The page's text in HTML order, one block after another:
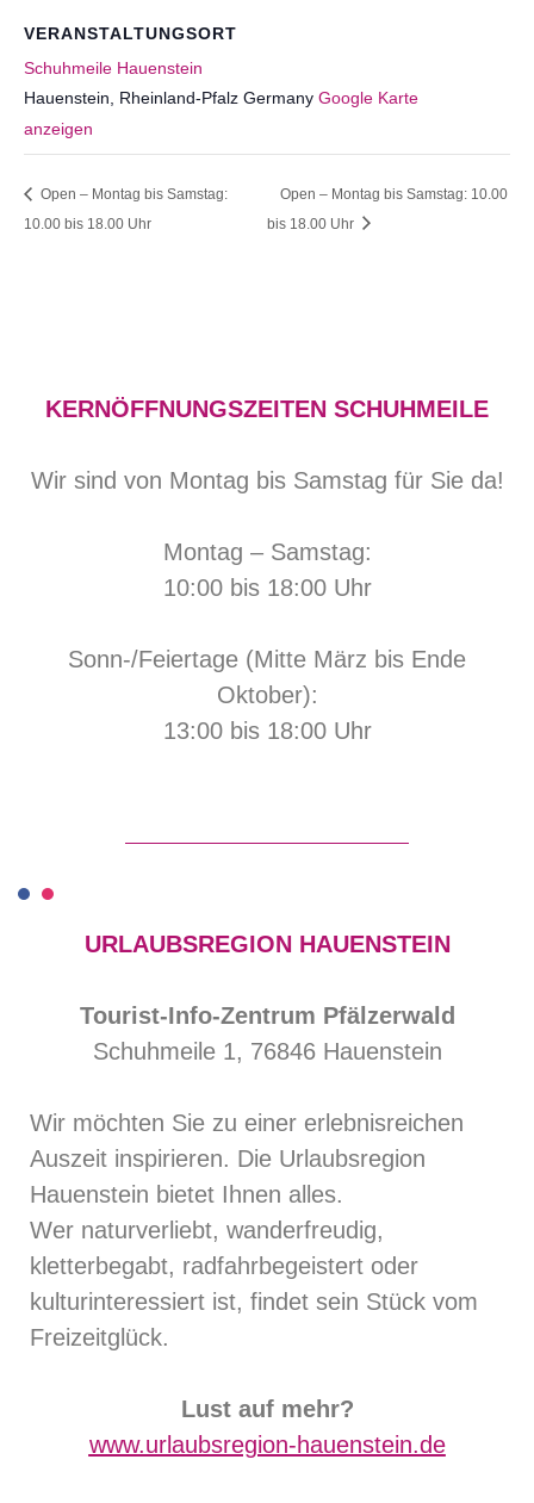
VERANSTALTUNGSORT
Schuhmeile Hauenstein
Hauenstein
Rheinland-Pfalz Germany Google Karte
anzeigen
Open – Montag bis Samstag:
10.00 bis 18.00 Uhr
Open – Montag bis Samstag: 10.00
bis 18.00 Uhr
KERNÖFFNUNGSZEITEN SCHUHMEILE
Wir sind von Montag bis Samstag für Sie da!
Montag – Samstag:
10:00 bis 18:00 Uhr
Sonn-/Feiertage (Mitte März bis Ende
Oktober):
13:00 bis 18:00 Uhr
URLAUBSREGION HAUENSTEIN
Tourist-Info-Zentrum Pfälzerwald
Schuhmeile 1, 76846 Hauenstein
Wir möchten Sie zu einer erlebnisreichen
Auszeit inspirieren. Die Urlaubsregion
Hauenstein bietet Ihnen alles.
Wer naturverliebt, wanderfreudig,
kletterbegabt, radfahrbegeistert oder
kulturinteressiert ist, findet sein Stück vom
Freizeitglück.
Lust auf mehr?
www.urlaubsregion-hauenstein.de